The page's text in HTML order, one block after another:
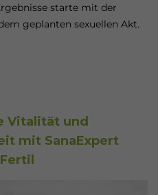
starte mit der
geplanten sexuellen Akt.
Vitalität und
mit SanaExpert